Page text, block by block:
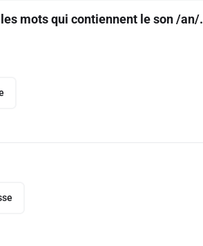
mots qui contiennent le son /an/.